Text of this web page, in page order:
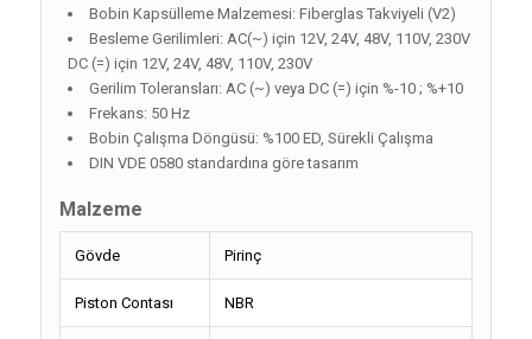
Bobin Kapsülleme Malzemesi: Fiberglas Takviyeli (V2)
Besleme Gerilimleri: AC(~) için 12V, 24V, 48V, 110V, 230V
DC (=) için 12V, 24V, 48V, 110V, 230V
Gerilim Toleransları: AC (~) veya DC (=) için %-10 ; %+10
Frekans: 50 Hz
Bobin Çalışma Döngüsü: %100 ED, Sürekli Çalışma
DIN VDE 0580 standardına göre tasarım
Malzeme
Gövde Pirinç
Piston Contası NBR